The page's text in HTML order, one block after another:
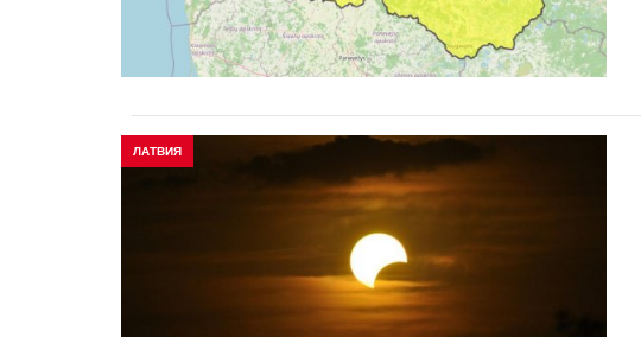
ЛАТВИЯ